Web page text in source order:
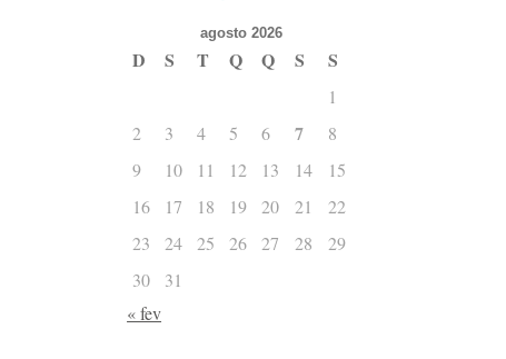
agosto 2026
D S T Q Q S S
1
2
3 4 5 6 7
8
9
10 11 12 13 14
15
16
17 18 19 20 21
22
23
24 25 26 27 28
29
30
31
« fev